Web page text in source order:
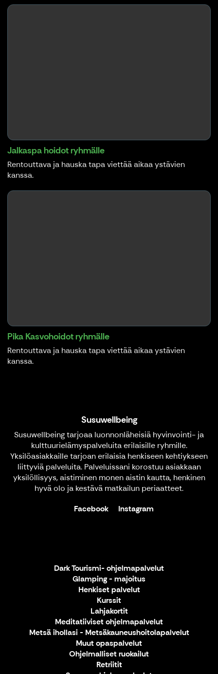
Jalkaspa hoidot ryhmälle
Rentouttava ja hauska tapa viettää aikaa ystävien
kanssa.
Pika Kasvohoidot ryhmälle
Rentouttava ja hauska tapa viettää aikaa ystävien
kanssa.
Susuwellbeing
Susuwellbeing tarjoaa luonnonläheisiä hyvinvointi- ja
kulttuurielämyspalveluita erilaisille ryhmille.
Yksilöasiakkaille tarjoan erilaisia henkiseen kehtiykseen
liittyviä palveluita. Palveluissani korostuu asiakkaan
yksilöllisyys, aistiminen monen aistin kautta, henkinen
hyvä olo ja kestävä matkailun periaatteet.
Facebook
Instagram
Dark Tourismi- ohjelmapalvelut
Glamping - majoitus
Henkiset palvelut
Kurssit
Lahjakortit
Meditatiiviset ohjelmapalvelut
Metsä ihollasi - Metsäkauneushoitolapalvelut
Muut opaspalvelut
Ohjelmalliset ruokailut
Retriitit